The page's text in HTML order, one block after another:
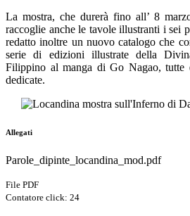
La mostra, che durerà fino all’ 8
raccoglie anche le tavole illustranti i sei
redatto inoltre un nuovo catalogo che
serie di edizioni illustrate della
Filippino al manga di Go Nagao, tutte
dedicate.
Allegati
Parole_dipinte_locandina_mod.pdf
File PDF
Contatore click: 24